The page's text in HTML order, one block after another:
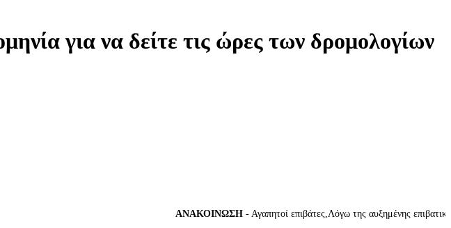
για να δείτε τις ώρες των δρομολογίων
ΑΝΑΚΟΙΝΩΣΗ- Αγαπητοί επιβάτες,Λόγω της αυξημένης επιβατικής